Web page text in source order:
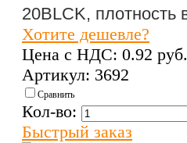
20BLCK, плотность
Хотите дешевле?
Цена с НДС: 0.92 pуб.
Артикул: 3692
Сравнить
Кол-во:
Быстрый заказ